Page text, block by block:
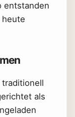
entstanden
heute
als